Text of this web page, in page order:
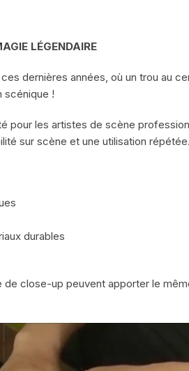
LÉGENDAIRE
dernières années, où un trou au
scénique !
pour les artistes de scène
sur scène et une utilisation répétée.
durables
close-up peuvent apporter le